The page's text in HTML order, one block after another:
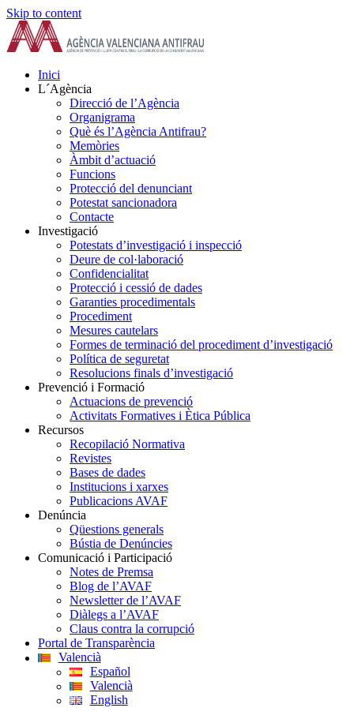
Skip to content
Inici
L´Agència
Direcció de l’Agència
Organigrama
Què és l’Agència Antifrau?
Memòries
Àmbit d’actuació
Funcions
Protecció del denunciant
Potestat sancionadora
Contacte
Investigació
Potestats d’investigació i inspecció
Deure de col·laboració
Confidencialitat
Protecció i cessió de dades
Garanties procedimentals
Procediment
Mesures cautelars
Formes de terminació del procediment d’investigació
Política de seguretat
Resolucions finals d’investigació
Prevenció i Formació
Actuacions de prevenció
Activitats Formatives i Ètica Pública
Recursos
Recopilació Normativa
Revistes
Bases de dades
Institucions i xarxes
Publicacions AVAF
Denúncia
Qüestions generals
Bústia de Denúncies
Comunicació i Participació
Notes de Premsa
Blog de l’AVAF
Newsletter de l’AVAF
Diàlegs a l’AVAF
Claus contra la corrupció
Portal de Transparència
Valencià
Español
Valencià
English